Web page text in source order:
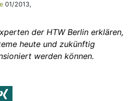
01/2013,
der HTW Berlin erklären,
heute und zukünftig
werden können.